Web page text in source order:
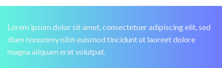
Lorem ipsum dolor sit amet, consectetuer adipiscing elit, sed
diam nonummy nibh euismod tincidunt ut laoreet dolore
magna aliquam erat volutpat.